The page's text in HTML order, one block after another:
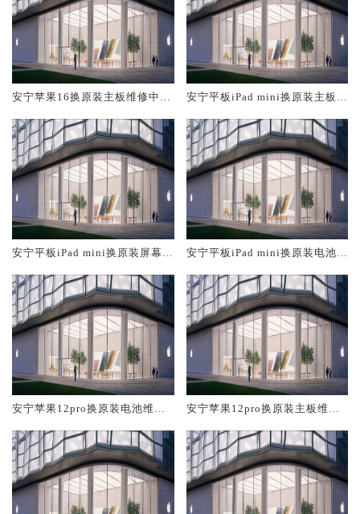
安宁苹果16换原装主板维修中心
安宁平板iPad mini换原装主板维
安宁平板iPad mini换原装屏幕服
安宁平板iPad mini换原装电池维
安宁苹果12pro换原装电池维修
安宁苹果12pro换原装主板维修